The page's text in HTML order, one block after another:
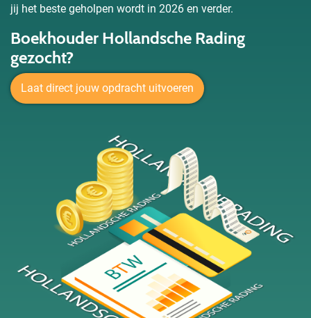
jij het beste geholpen wordt in 2026 en verder.
Boekhouder Hollandsche Rading
gezocht?
Laat direct jouw opdracht uitvoeren